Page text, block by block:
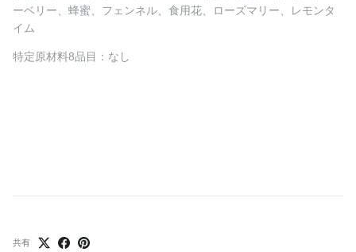
ーベリー、蜂蜜、フェンネル、食用花、ローズマリー、レモンタ
イム
特定原材料8品目：なし
共有